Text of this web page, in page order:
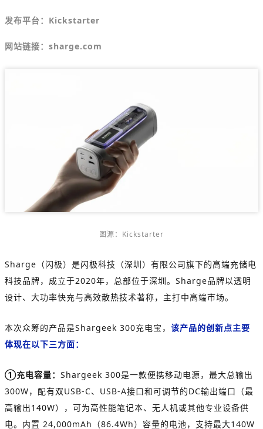
发布平台： Kickstarter
网站链接：sharge.com
图源：Kickstarter
Sharge（闪极）是闪极科技 （深圳）有限公司旗下的高端充储电
科技品牌，成立于2020年，总部位于深圳。Sharge品牌以透明
设计、大功率快充与高效散热技术著称，主打中高端市场。
本次众筹的产品是Shargeek 300充电宝， 该产品的创新点主要
体现在以下三方面：
①充电容量： Shargeek 300是一款便携移动电源，最大总输出
300W，配有双USB-C、USB-A接口和可调节的DC输出端口（最
高输出140W），可为高性能笔记本、无人机或其他专业设备供
电。内置 24,000mAh（86.4Wh）容量的电池，支持最大140W